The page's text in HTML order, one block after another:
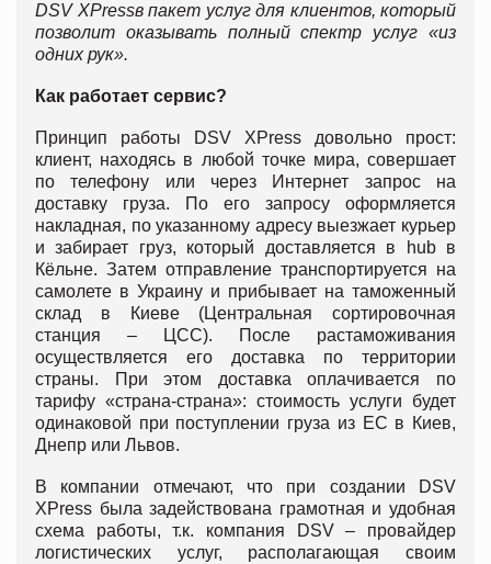
DSV XPressв пакет услуг для клиентов, который
позволит оказывать полный спектр услуг «из
одних рук».
Как работает сервис?
Принцип работы DSV XPress довольно прост:
клиент, находясь в любой точке мира, совершает
по телефону или через Интернет запрос на
доставку груза. По его запросу оформляется
накладная, по указанному адресу выезжает курьер
и забирает груз, который доставляется в hub в
Кёльне. Затем отправление транспортируется на
самолете в Украину и прибывает на таможенный
склад в Киеве (Центральная сортировочная
станция – ЦСС). После растаможивания
осуществляется его доставка по территории
страны. При этом доставка оплачивается по
тарифу «страна-страна»: стоимость услуги будет
одинаковой при поступлении груза из ЕС в Киев,
Днепр или Львов.
В компании отмечают, что при создании DSV
XPress была задействована грамотная и удобная
схема работы, т.к. компания DSV – провайдер
логистических услуг, располагающая своим